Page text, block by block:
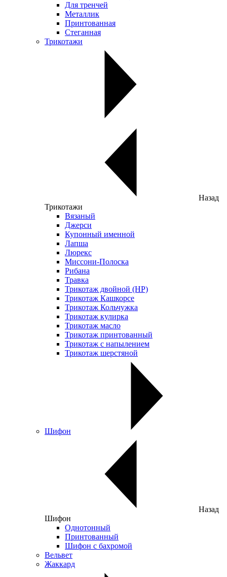
Для тренчей
Металлик
Принтованная
Стеганная
Трикотажи
Назад
Трикотажи
Вязаный
Джерси
Купонный именной
Лапша
Люрекс
Миссони-Полоска
Рибана
Травка
Трикотаж двойной (НР)
Трикотаж Кашкорсе
Трикотаж Кольчужка
Трикотаж кулирка
Трикотаж масло
Трикотаж принтованный
Трикотаж с напылением
Трикотаж шерстяной
Шифон
Назад
Шифон
Однотонный
Принтованный
Шифон с бахромой
Вельвет
Жаккард